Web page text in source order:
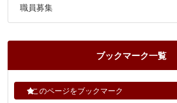
職員募集
ブックマーク一覧
このページをブックマーク